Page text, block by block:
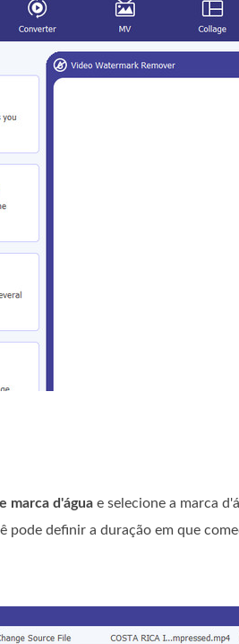
marca d'água e selecione a marca
pode definir a duração em que